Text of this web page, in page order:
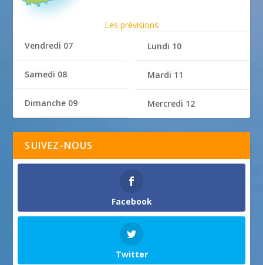
Les prévisions
Vendredi 07
Samedi 08
Dimanche 09
Lundi 10
Mardi 11
Mercredi 12
SUIVEZ-NOUS
Facebook
Twitter